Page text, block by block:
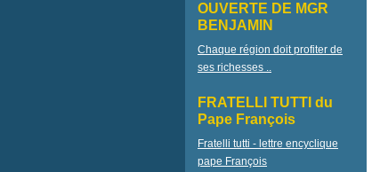
OUVERTE DE MGR
BENJAMIN
Chaque région doit profiter de
ses richesses ..
FRATELLI TUTTI du
Pape François
Fratelli tutti - lettre encyclique
pape François